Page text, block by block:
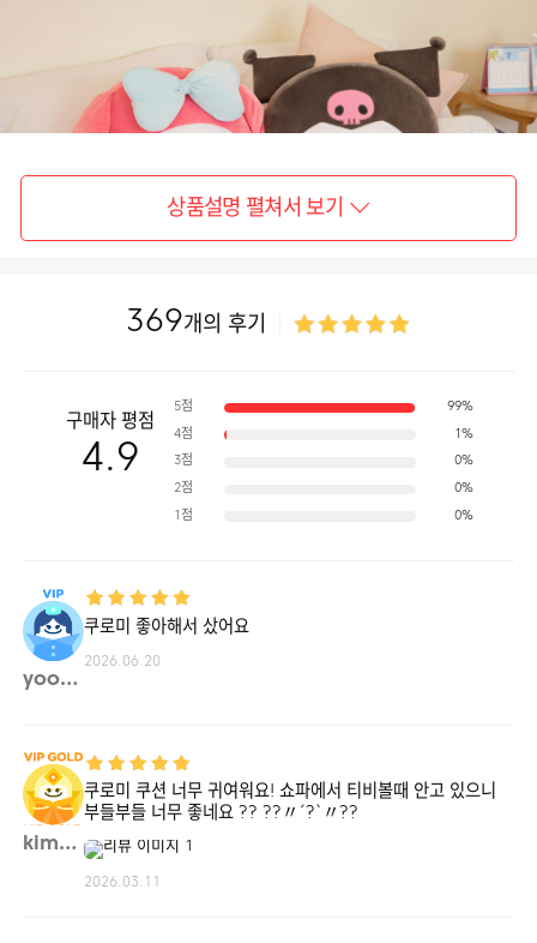
상품설명 펼쳐서 보기
369개의 후기
구매자 평점
4.9
5점 99%
4점 1%
3점 0%
2점 0%
1점 0%
yoonk**
쿠로미 좋아해서 샀어요
2026.06.20
kimss**
쿠로미 쿠션 너무 귀여워요! 쇼파에서 티비볼때 안고 있으니
부들부들 너무 좋네요 ?? ??〃´?`〃??
2026.03.11